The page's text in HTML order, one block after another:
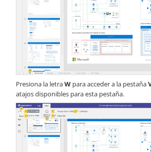
Presiona la letraW para acceder a la pestaña
atajos disponibles para esta pestaña.